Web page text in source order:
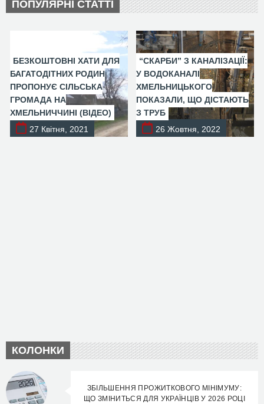
ПОПУЛЯРНІ СТАТТІ
БЕЗКОШТОВНІ ХАТИ ДЛЯ
БАГАТОДІТНИХ РОДИН
ПРОПОНУЄ СІЛЬСЬКА
ГРОМАДА НА
ХМЕЛЬНИЧЧИНІ (ВІДЕО)
27 Квітня, 2021
“СКАРБИ” З КАНАЛІЗАЦІЇ:
У ВОДОКАНАЛІ
ХМЕЛЬНИЦЬКОГО
ПОКАЗАЛИ, ЩО ДІСТАЮТЬ
З ТРУБ
26 Жовтня, 2022
КОЛОНКИ
ЗБІЛЬШЕННЯ ПРОЖИТКОВОГО МІНІМУМУ:
ЩО ЗМІНИТЬСЯ ДЛЯ УКРАЇНЦІВ У 2026 РОЦІ